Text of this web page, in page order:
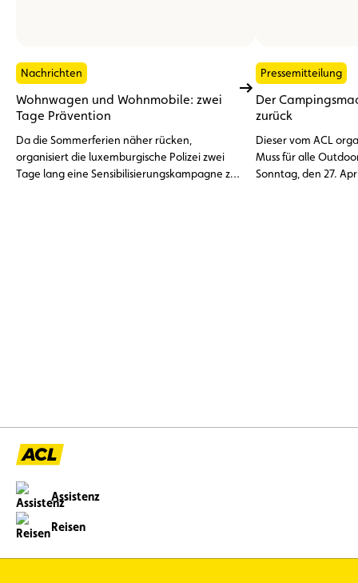
Nachrichten
Wohnwagen und Wohnmobile: zwei
Tage Prävention
Da die Sommerferien näher rücken,
organisiert die luxemburgische Polizei zwei
Tage lang eine Sensibilisierungskampagne zu
Pressemitteilung
Der
zurück
Dieser vom ACL
Muss für alle
Sonntag, den 27. April 2025 von 10 bis 18
Assistenz
Reisen